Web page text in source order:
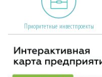
Приоритетные инвестпроекты